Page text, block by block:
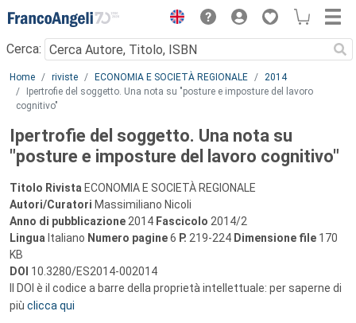
Menu
Cerca:
Main content
Home riviste ECONOMIA E SOCIETÀ REGIONALE
2014
Ipertrofie del soggetto. Una nota su "posture e imposture del lavoro
cognitivo"
Ipertrofie del soggetto. Una nota su
"posture e imposture del lavoro cognitivo"
Titolo Rivista ECONOMIA E SOCIETÀ REGIONALE
Autori/Curatori Massimiliano Nicoli
Anno di pubblicazione 2014 Fascicolo 2014/2
Lingua Italiano Numero pagine6 P. 219-224 Dimensione file 170
KB
DOI 10.3280/ES2014-002014
Il DOI è il codice a barre della proprietà intellettuale: per saperne di
più clicca qui